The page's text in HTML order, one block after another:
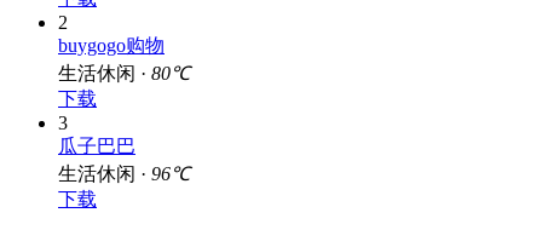
2
buygogo购物
生活休闲 · 80℃
下载
3
瓜子巴巴
生活休闲 · 96℃
下载